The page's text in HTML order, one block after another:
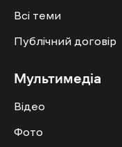
Всі теми
Публічний договір
Мультимедіа
Відео
Фото